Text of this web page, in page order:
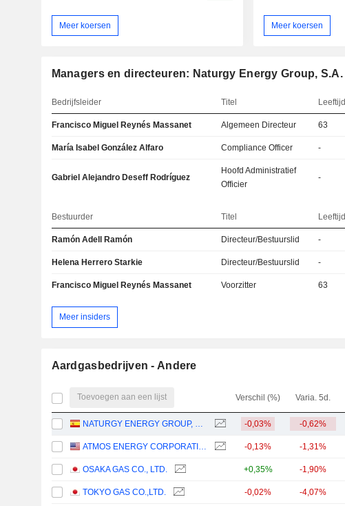
Meer koersen Meer koersen
Managers en directeuren: Naturgy Energy Group, S.A.
Bedrijfsleider Titel Leeftijd
Francisco Miguel Reynés Massanet Algemeen Directeur 63
María Isabel González Alfaro Compliance Officer -
Gabriel Alejandro Deseff Rodríguez
Hoofd Administratief
Officier
-
Bestuurder Titel Leeftijd
Ramón Adell Ramón Directeur/Bestuurslid -
Helena Herrero Starkie Directeur/Bestuurslid -
Francisco Miguel Reynés Massanet Voorzitter 63
Meer insiders
Aardgasbedrijven - Andere
Toevoegen aan een lijst Verschil (%) Varia. 5d.
-0,03% -0,62%
-0,13% -1,31%
OSAKA GAS CO., LTD. +0,35% -1,90%
TOKYO GAS CO.,LTD. -0,02% -4,07%